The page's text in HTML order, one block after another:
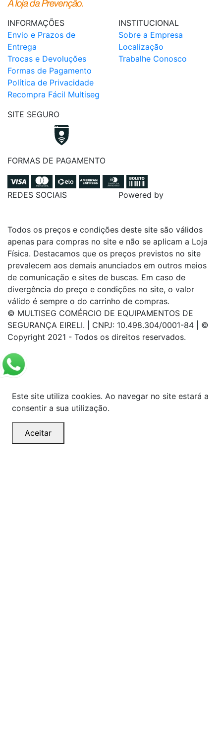
INFORMAÇÕES
Envio e Prazos de
Entrega
Trocas e Devoluções
Formas de Pagamento
Política de Privacidade
Recompra Fácil Multiseg
INSTITUCIONAL
Sobre a Empresa
Localização
Trabalhe Conosco
SITE SEGURO
FORMAS DE PAGAMENTO
REDES SOCIAIS Powered by
Todos os preços e condições deste site são válidos
apenas para compras no site e não se aplicam a Loja
Física. Destacamos que os preços previstos no site
prevalecem aos demais anunciados em outros meios
de comunicação e sites de buscas. Em caso de
divergência do preço e condições no site, o valor
válido é sempre o do carrinho de compras.
© MULTISEG COMÉRCIO DE EQUIPAMENTOS DE
SEGURANÇA EIRELI. | CNPJ: 10.498.304/0001-84 | ©
Copyright 2021 - Todos os direitos reservados.
Este site utiliza cookies. Ao navegar no site estará a
consentir a sua utilização.
Aceitar